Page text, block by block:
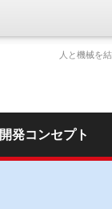
人と機械を
開発コンセプト